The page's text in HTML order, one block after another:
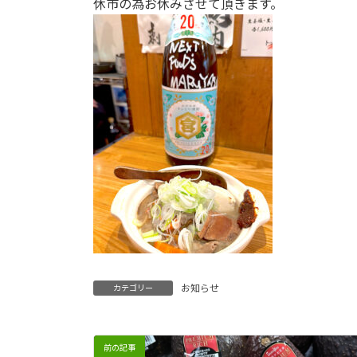
休市の為お休みさせて頂きます。
カテゴリー お知らせ
前の記事